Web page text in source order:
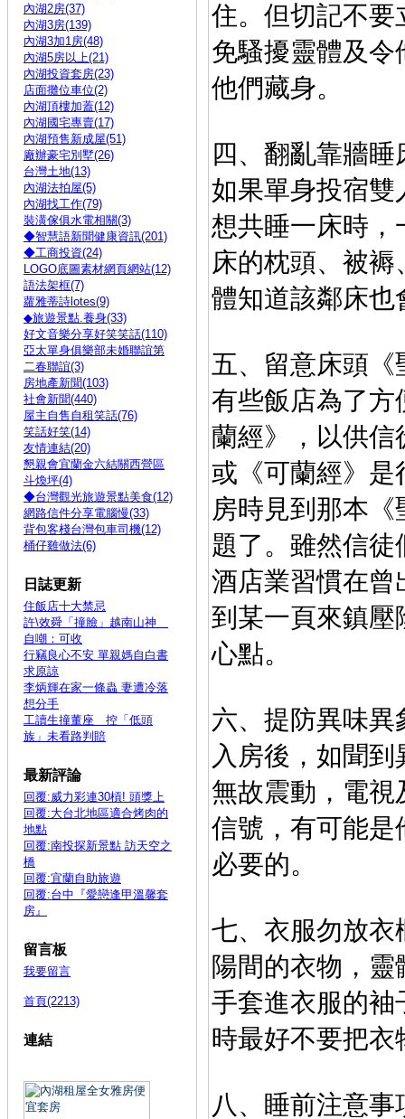
內湖2房(37)
內湖3房(139)
內湖3加1房(48)
內湖5房以上(21)
內湖投資套房(23)
店面攤位車位(2)
內湖頂樓加蓋(12)
內湖國宅專賣(17)
內湖預售新成屋(51)
廠辦豪宅別墅(26)
台灣土地(13)
內湖法拍屋(5)
內湖找工作(79)
裝潢傢俱水電相關(3)
◆智慧語新聞健康資訊(201)
◆工商投資(24)
LOGO底圖素材網頁網站(12)
語法架框(7)
蘿雅蒂詩lotes(9)
◆旅遊景點.養身(33)
好文音樂分享好笑笑話(110)
亞太單身俱樂部未婚聯誼第
二春聯誼(3)
房地產新聞(103)
社會新聞(440)
屋主自售自租笑話(76)
笑話好笑(14)
友情連結(20)
懇親會宜蘭金六結關西營區
斗煥坪(4)
◆台灣觀光旅遊景點美食(12)
網路信件分享電腦慢(33)
背包客棧台灣包車司機(12)
桶仔雞做法(6)
日誌更新
住飯店十大禁忌
許\效舜「撞臉」越南山神
自嘲：可收
行竊良心不安 單親媽自白書
求原諒
李炳輝在家一條蟲 妻遭冷落
想分手
工讀生撞董座 控「低頭
族」未看路判賠
最新評論
回覆:威力彩連30槓! 頭獎上
回覆:大台北地區適合烤肉的
地點
回覆:南投探新景點 訪天空之
橋
回覆:宜蘭自助旅遊
回覆:台中『愛戀逢甲溫馨套
房』
留言板
我要留言
首頁(2213)
連結
住。但切記不要
免騷擾靈體及令
他們藏身。
四、翻亂靠牆睡
如果單身投宿雙
想共睡一床時
床的枕頭、被褥
體知道該鄰床也
五、留意床頭
有些飯店為了方
蘭經》，以供信
或《可蘭經》是
房時見到那本
題了。雖然信徒
酒店業習慣在曾
到某一頁來鎮壓
心點。
六、提防異味
入房後，如聞
無故震動，電
信號，有可能是
必要的。
七、衣服勿放
陽間的衣物，
手套進衣服的袖
時最好不要把
八、睡前注意